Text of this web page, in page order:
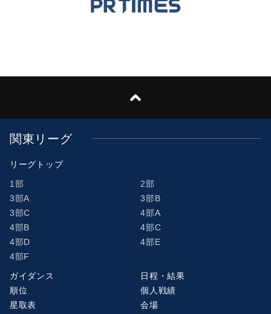
関東リーグ
リーグトップ
1部
2部
3部A
3部B
3部C
4部A
4部B
4部C
4部D
4部E
4部F
ガイダンス
日程・結果
順位
個人戦績
星取表
会場